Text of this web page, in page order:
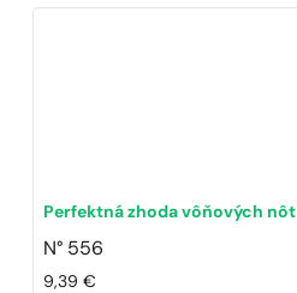
Perfektná zhoda vôňových nôt
N° 556
9,39€